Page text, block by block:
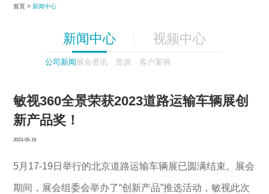
首页 > 新闻中心
新闻中心
公司新闻 展会资讯 资源 客户案例
视频中心
敏视360全景荣获2023道路运输车辆展创
新产品奖！
2023-05-19
5月17-19日举行的北京道路运输车辆展已圆满结束。展会
期间，展会组委会举办了“创新产品”推选活动，敏视此次